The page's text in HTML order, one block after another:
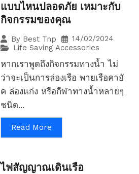
แบบไหนปลอดภัย เหมาะกับ
กิจกรรมของคุณ
By Best Tnp
14/02/2024
Life Saving Accessories
หากเราพูดถึงกิจกรรมทางน้ำ ไม่
ว่าจะเป็นการล่องเรือ พายเรือคายั
ค ล่องแก่ง หรือกีฬาทางน้ำหลายๆ
ชนิด...
Read More
ไฟสัญญาณเดินเรือ